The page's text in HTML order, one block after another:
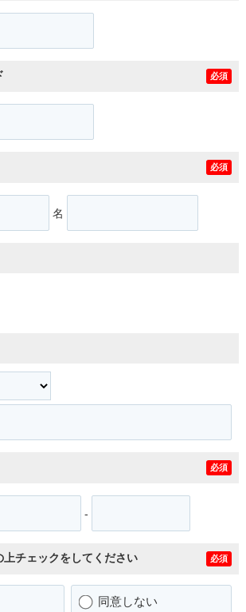
必須
必須
名
必須
-
チェックをしてください 必須
同意しない